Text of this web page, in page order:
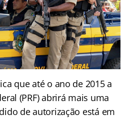
que até o ano de 2015 a
(PRF) abrirá mais uma
de autorização está em